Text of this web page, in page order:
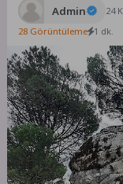
Admin 24
28 Görüntüleme 1 dk.